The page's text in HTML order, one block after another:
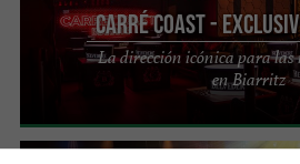
Carré Coast -
La dirección icónica para las
en Biarritz